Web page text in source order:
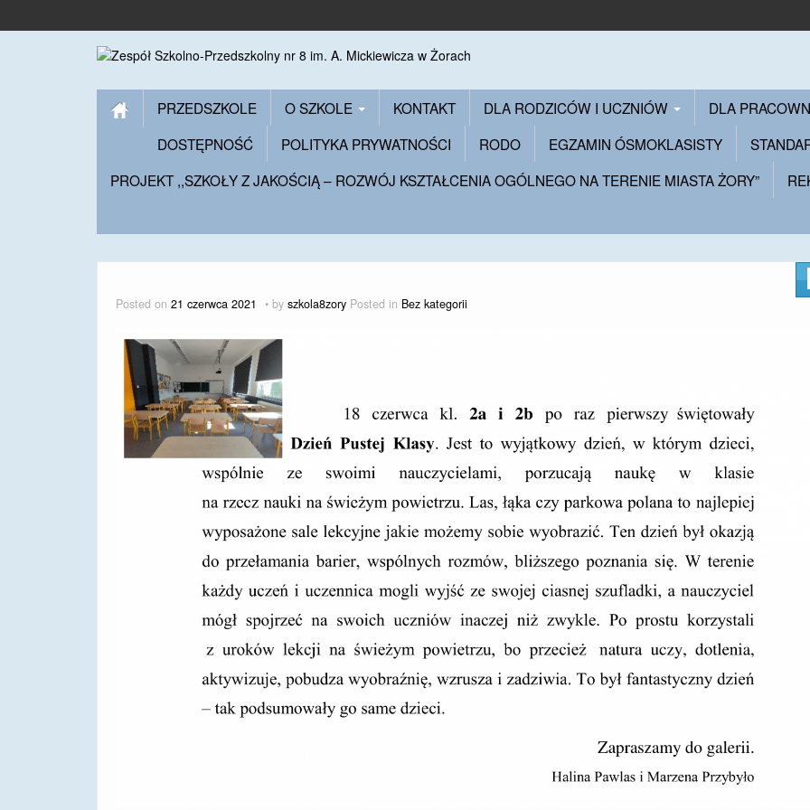
PRZEDSZKOLE O SZKOLE KONTAKT DLA RODZICÓW I UCZNIÓW DLA
DOSTĘPNOŚĆ
POLITYKA PRYWATNOŚCI RODO EGZAMIN ÓSMOKLASISTY
PROJEKT ,,SZKOŁY Z JAKOŚCIĄ – ROZWÓJ KSZTAŁCENIA OGÓLNEGO NA TERENIE MIASTA ŻORY”
Posted on 21 czerwca 2021 by szkola8zory Posted in Bez kategorii